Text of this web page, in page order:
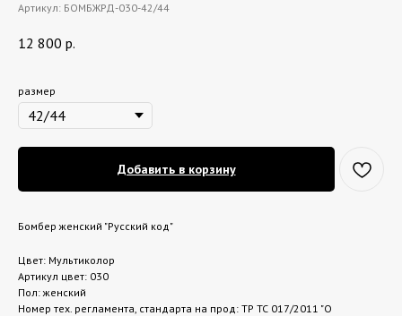
Артикул: БОМБЖРД-030-42/44
12 800 р.
размер
Добавить в корзину
Бомбер женский "Русский код"
Цвет: Мультиколор
Артикул цвет: 030
Пол: женский
Номер тех. регламента, стандарта на прод: ТР ТС 017/2011 "О